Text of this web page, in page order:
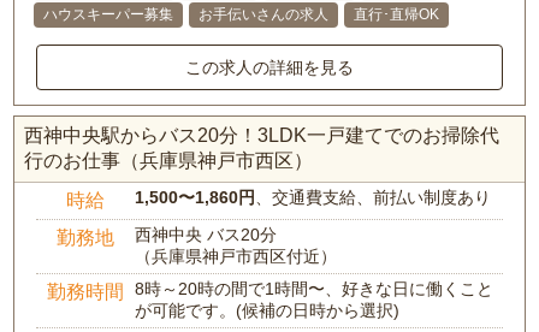
ハウスキーパー募集
お手伝いさんの求人 直行･直帰OK
この求人の詳細を見る
西神中央駅からバス20分！3LDK一戸建てでのお掃除代
行のお仕事（兵庫県神戸市西区）
時給 1,500〜1,860円、交通費支給、前払い制度あり
勤務地
西神中央 バス20分
（兵庫県神戸市西区付近）
勤務時間
8時～20時の間で1時間〜、好きな日に働くこと
が可能です。(候補の日時から選択)